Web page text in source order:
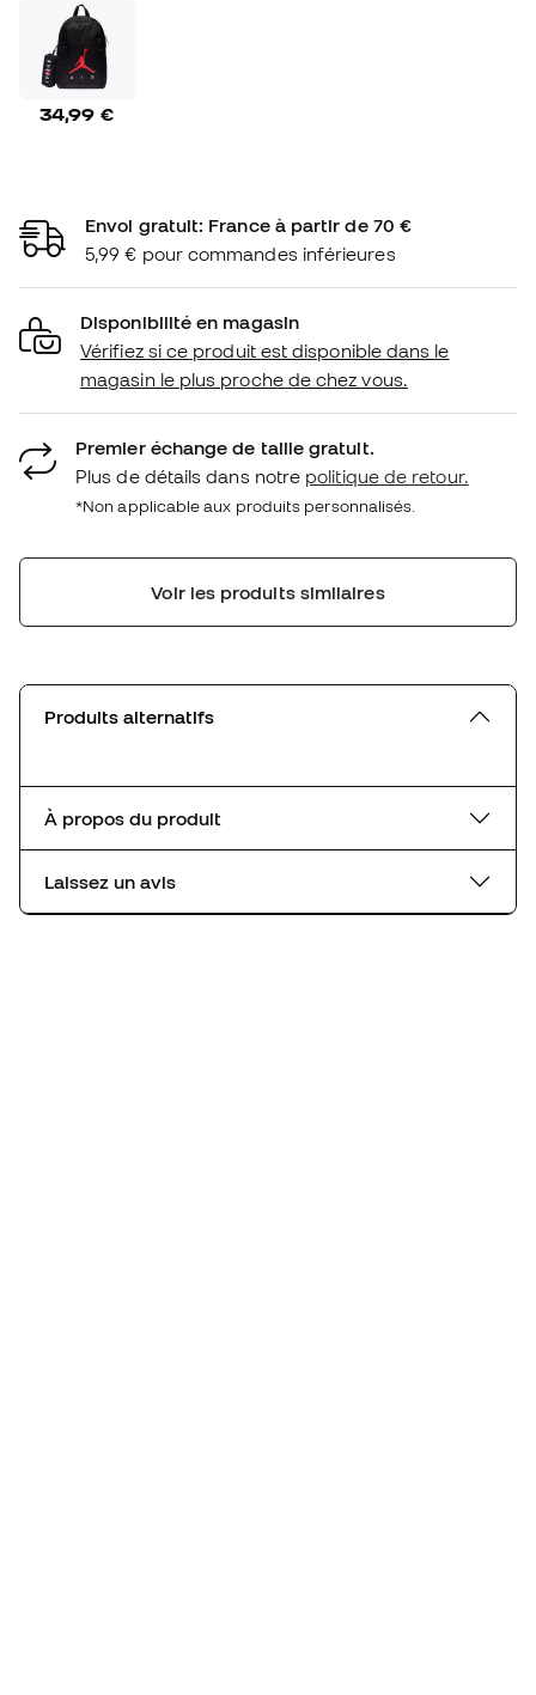
34,99 €
Envoi gratuit: France à partir de 70 €
5,99 € pour commandes inférieures
Disponibilité en magasin
Vérifiez si ce produit est disponible dans le
magasin le plus proche de chez vous.
Premier échange de taille gratuit.
Plus de détails dans notre politique de retour.
*Non applicable aux produits personnalisés.
Voir les produits similaires
Produits alternatifs
À propos du produit
Laissez un avis